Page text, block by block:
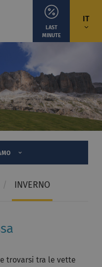
IT
LAST
MINUTE
/ INVERNO
trovarsi tra le vette